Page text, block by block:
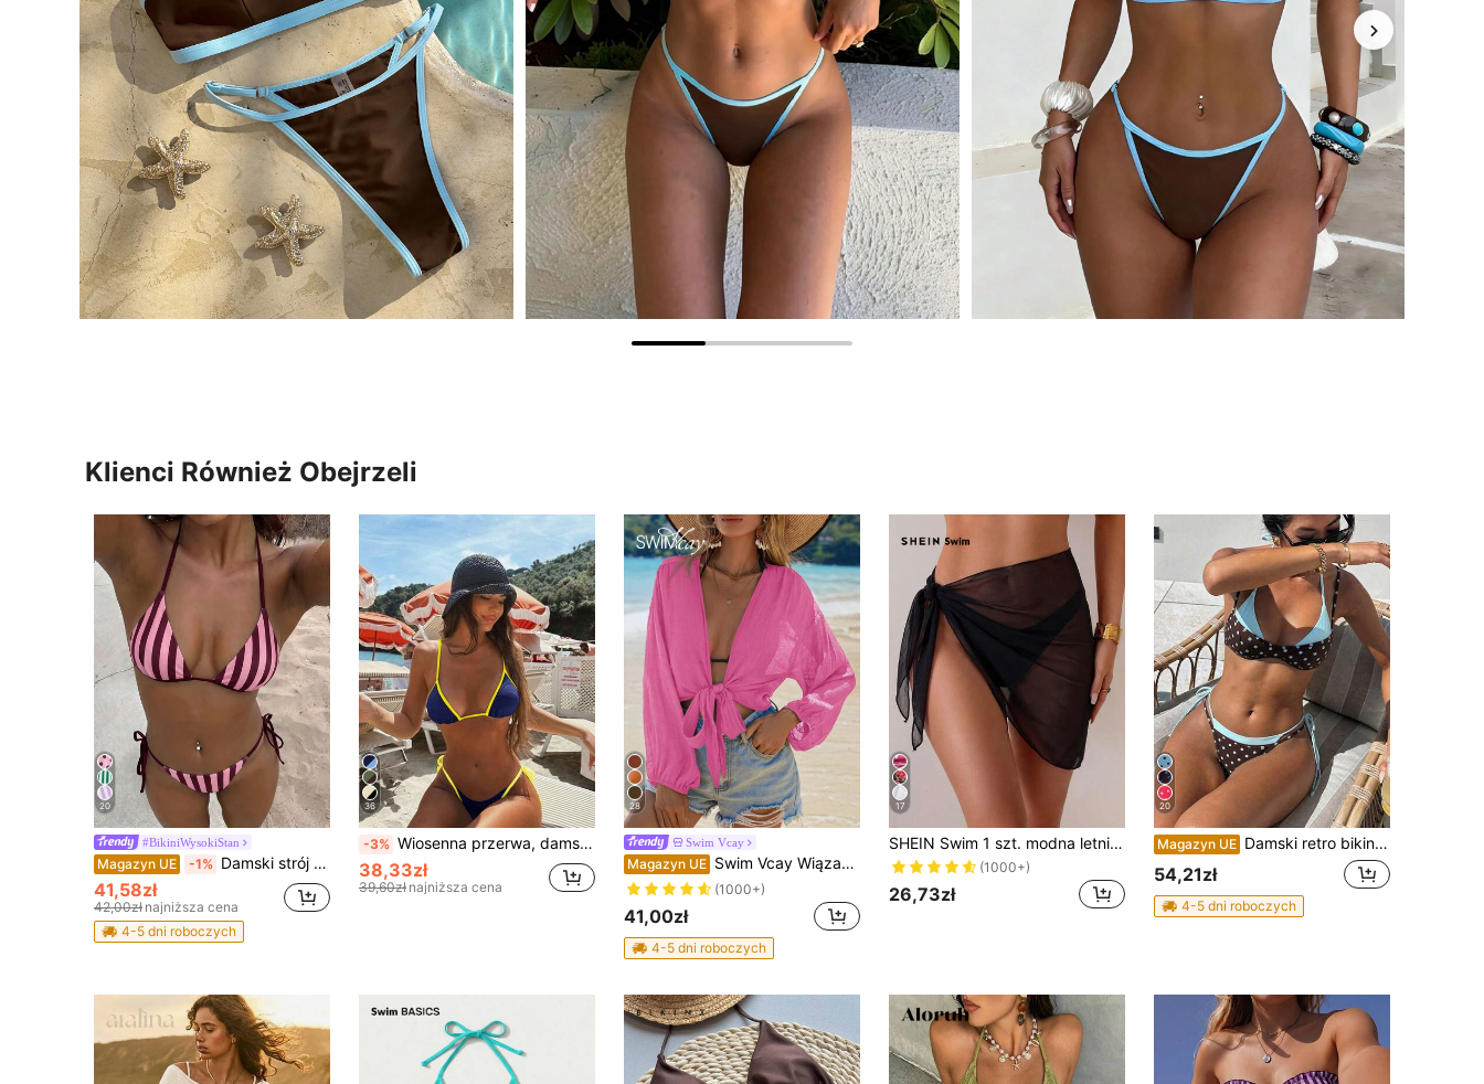
Klienci Również Obejrzeli
20
#BikiniWysokiStan
Magazyn UE -1% Damski strój kąpielowy modny, fioletowy dwuczęściowy komplet bikini z losowym nadrukiem, na lato i plażę, wakacyjny
41,58zł
42,00zł najniższa cena
4-5 dni roboczych
36
-3% Wiosenna przerwa, damski, kolorowy, seksowny, wiązany kostium kąpielowy typu halter, 2-częściowy, plażowy, wakacyjny, letni
38,33zł
39,60zł najniższa cena
28
Swim Vcay
Magazyn UE Swim Vcay Wiązane z przodu kimono z opadającymi ramionami na letnią plażę
(1000+)
41,00zł
4-5 dni roboczych
17
SHEIN Swim 1 szt. modna letnia czarna casualowa spódniczka plażowa na wakacje, prześwitująca siateczkowa narzutka na bikini, dolna część stroju kąpielowego, spódnica sarong typu wrap
(1000+)
26,73zł
20
Magazyn UE Damski retro bikini w grochy i pasy, casualowy modny strój kąpielowy na wakacje, festiwal muzyczny, wyścigi konne, Kentucky Derby, letnią plażę, w stylu vacationcore
54,21zł
4-5 dni roboczych